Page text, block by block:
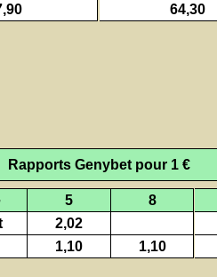
64,30
Rapports Genybet pour 1 €
5 8
2,02
1,10 1,10